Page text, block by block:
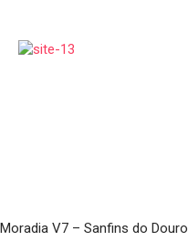
Moradia V7 – Sanfins do Douro